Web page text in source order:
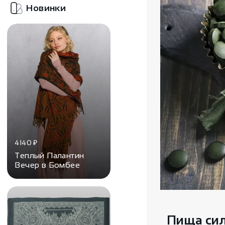
Новинки
4140₽
Теплый Палантин
Вечер в Бомбее
Пища